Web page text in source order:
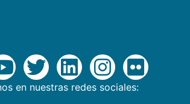
en nuestras redes sociales: